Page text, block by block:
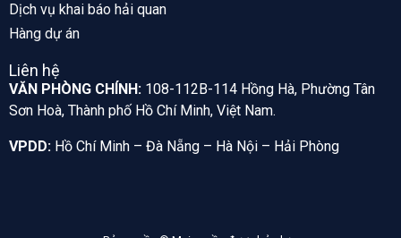
Dịch vụ khai báo hải quan
Hàng dự án
Liên hệ
VĂN PHÒNG CHÍNH: 108-112B-114 Hồng Hà, Phường Tân
Sơn Hoà, Thành phố Hồ Chí Minh, Việt Nam.
VPDD: Hồ Chí Minh – Đà Nẵng – Hà Nội – Hải Phòng